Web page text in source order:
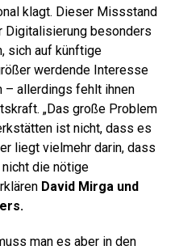
klagt. Dieser Missstand
Digitalisierung besonders
sich auf künftige
werdende Interesse
– allerdings fehlt ihnen
„Das große Problem
ist nicht, dass es
liegt vielmehr darin, dass
die nötige
David Mirga und
man es aber in den